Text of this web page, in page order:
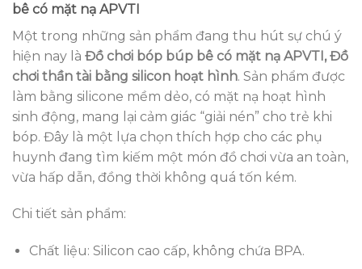
bê có mặt nạ APVTI
Một trong những sản phẩm đang thu hút sự chú ý
hiện nay là Đồ chơi bóp búp bê có mặt nạ APVTI, Đồ
chơi thần tài bằng silicon hoạt hình. Sản phẩm được
làm bằng silicone mềm dẻo, có mặt nạ hoạt hình
sinh động, mang lại cảm giác “giải nén” cho trẻ khi
bóp. Đây là một lựa chọn thích hợp cho các phụ
huynh đang tìm kiếm một món đồ chơi vừa an toàn,
vừa hấp dẫn, đồng thời không quá tốn kém.
Chi tiết sản phẩm:
Chất liệu: Silicon cao cấp, không chứa BPA.